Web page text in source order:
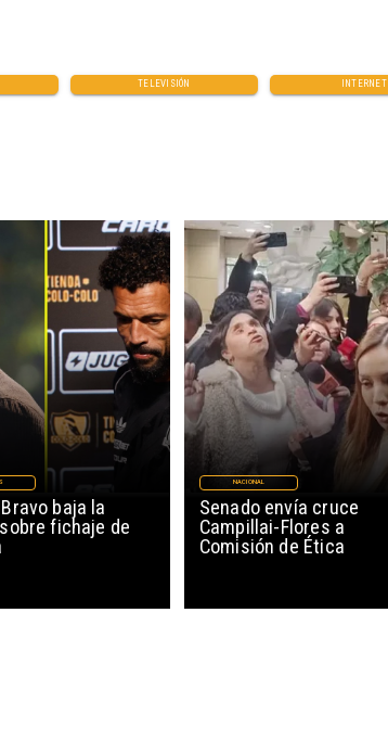
TELEVISIÓN INTERNET
baja la
fichaje de
Senado envía cruce
Campillai-Flores a
Comisión de Ética
NACIONAL